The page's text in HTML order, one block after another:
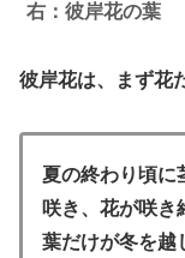
右：彼岸花の葉
彼岸花は、まず花
夏の終わり頃に
咲き、花が咲き
葉だけが冬を越